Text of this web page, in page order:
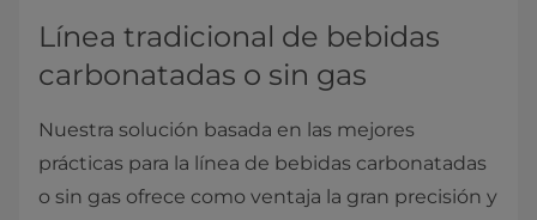
Línea tradicional de bebidas
carbonatadas o sin gas
Nuestra solución basada en las mejores
prácticas para la línea de bebidas carbonatadas
o sin gas ofrece como ventaja la gran precisión y